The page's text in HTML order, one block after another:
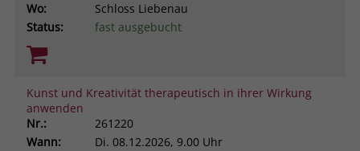
Wo:
Schloss Liebenau
Status:
fast ausgebucht
Kunst und Kreativität therapeutisch in ihrer Wirkung
anwenden
Nr.:
261220
Wann:
Di. 08.12.2026, 9.00 Uhr